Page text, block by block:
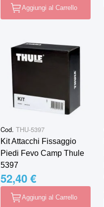
Aggiungi al Carrello
Cod. THU-5397
Kit Attacchi Fissaggio
Piedi Fevo Camp Thule
5397
52,40 €
Aggiungi al Carrello